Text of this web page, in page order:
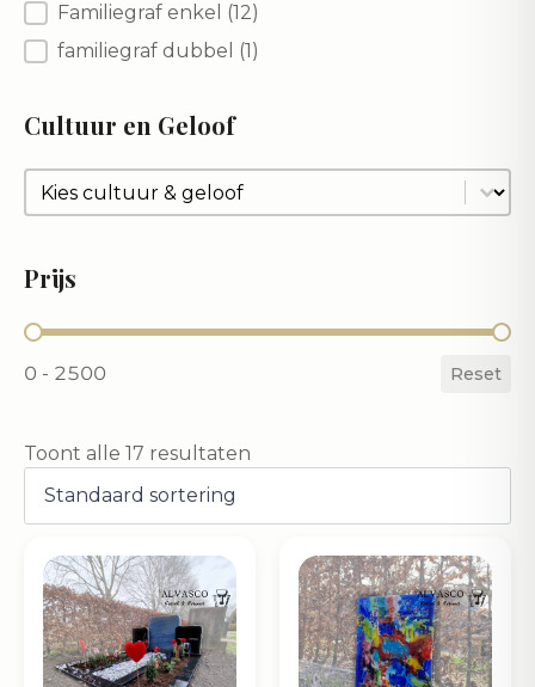
Familiegraf enkel (12)
familiegraf dubbel (1)
Cultuur en Geloof
Cultuur en Geloof
Cultuur en Geloof
Prijs
Prijs
0 - 2500 Reset
Toont alle 17 resultaten